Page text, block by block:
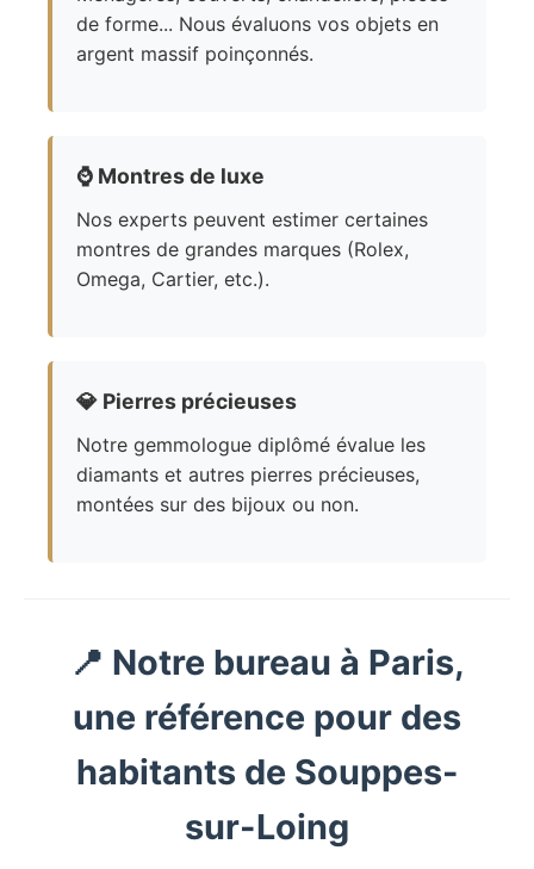
de forme... Nous évaluons vos objets en
argent massif poinçonnés.
⌚ Montres de luxe
Nos experts peuvent estimer certaines
montres de grandes marques (Rolex,
Omega, Cartier, etc.).
💎 Pierres précieuses
Notre gemmologue diplômé évalue les
diamants et autres pierres précieuses,
montées sur des bijoux ou non.
📍 Notre bureau à Paris,
une référence pour des
habitants de Souppes-
sur-Loing